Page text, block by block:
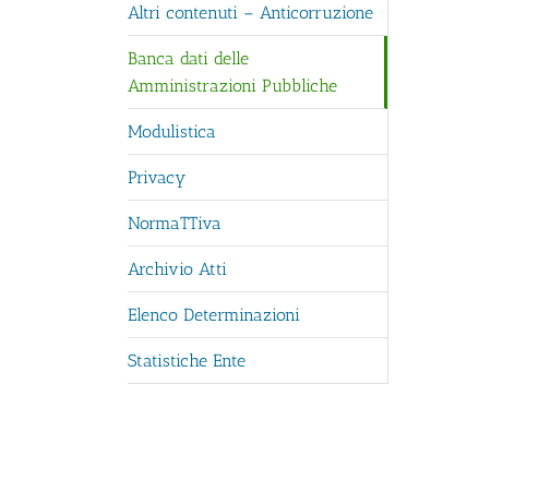
Altri contenuti – Anticorruzione
Banca dati delle
Amministrazioni Pubbliche
Modulistica
Privacy
NormaTTiva
Archivio Atti
Elenco Determinazioni
Statistiche Ente